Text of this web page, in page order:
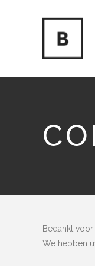
Bedankt
We hebben